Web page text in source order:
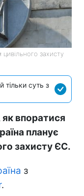
захисту
суть з
впоратися
планує
захисту ЄС.
з
.